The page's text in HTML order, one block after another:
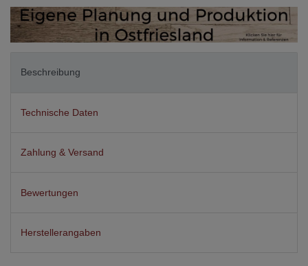
Beschreibung
Technische Daten
Zahlung & Versand
Bewertungen
Herstellerangaben